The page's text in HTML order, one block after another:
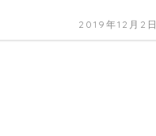
2019年12月2日